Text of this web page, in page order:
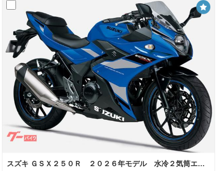
スズキ ＧＳＸ２５０Ｒ ２０２６年モデル 水冷２気筒エンジン